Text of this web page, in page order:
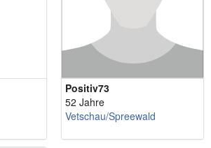
Positiv73
52 Jahre
Vetschau/Spreewald